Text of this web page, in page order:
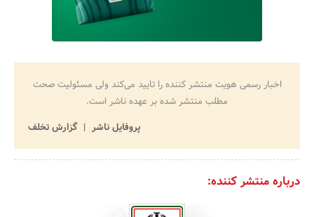
اخبار رسمی هویت منتشر کننده را تایید می‌کند ولی مسئولیت صحت
مطلب منتشر شده بر عهده ناشر است.
پروفایل ناشر
گزارش تخلف
درباره منتشر کننده: